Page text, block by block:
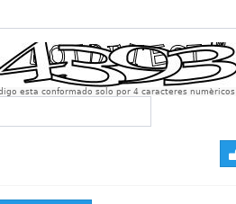
esta conformado solo por 4 caracteres numèricos